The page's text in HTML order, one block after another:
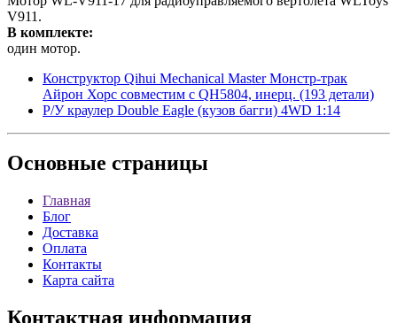
V911.
В комплекте:
один мотор.
Конструктор Qihui Mechanical Master Монстр-трак
Айрон Хорс совместим с QH5804, инерц. (193 детали)
Р/У краулер Double Eagle (кузов багги) 4WD 1:14
Основные страницы
Главная
Блог
Доставка
Оплата
Контакты
Карта сайта
Контактная информация